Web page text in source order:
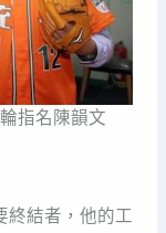
指名陳韻文
終結者，他的工